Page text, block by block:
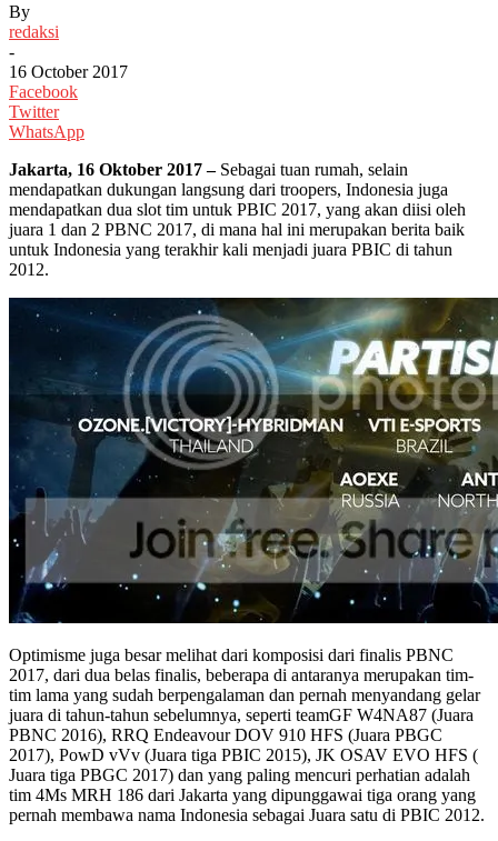
By
redaksi
-
16 October 2017
Facebook
Twitter
WhatsApp
Jakarta, 16 Oktober 2017 – Sebagai tuan rumah, selain
mendapatkan dukungan langsung dari troopers, Indonesia juga
mendapatkan dua slot tim untuk PBIC 2017, yang akan diisi oleh
juara 1 dan 2 PBNC 2017, di mana hal ini merupakan berita baik
untuk Indonesia yang terakhir kali menjadi juara PBIC di tahun
2012.
Optimisme juga besar melihat dari komposisi dari finalis PBNC
2017, dari dua belas finalis, beberapa di antaranya merupakan tim-
tim lama yang sudah berpengalaman dan pernah menyandang gelar
juara di tahun-tahun sebelumnya, seperti teamGF W4NA87 (Juara
PBNC 2016), RRQ Endeavour DOV 910 HFS (Juara PBGC
2017), PowD vVv (Juara tiga PBIC 2015), JK OSAV EVO HFS (
Juara tiga PBGC 2017) dan yang paling mencuri perhatian adalah
tim 4Ms MRH 186 dari Jakarta yang dipunggawai tiga orang yang
pernah membawa nama Indonesia sebagai Juara satu di PBIC 2012.